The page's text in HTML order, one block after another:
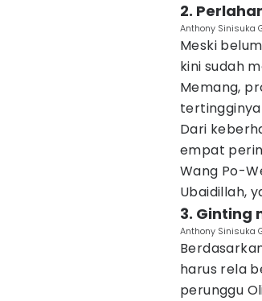
2.
Anthony Sinisuka
Meski
kini sudah
Memang,
tertingginya
Dari
empat
Wang Po-
Ubaidillah,
3. Ginting
Anthony Sinisuka
harus rela
perunggu